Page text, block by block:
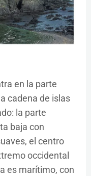
en la parte
cadena de islas
la parte
baja con
el centro
occidental
es marítimo, con